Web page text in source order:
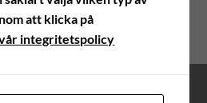
att klicka på
vår integritetspolicy